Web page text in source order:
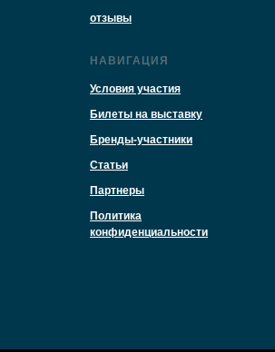
отзывы
НАВИГАЦИЯ
Условия участия
Билеты на выставку
Бренды-участники
Статьи
Партнеры
Политика
конфиденциальности